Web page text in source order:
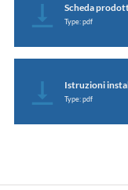
Scheda
Type: pdf
Istruzioni
Type: pdf